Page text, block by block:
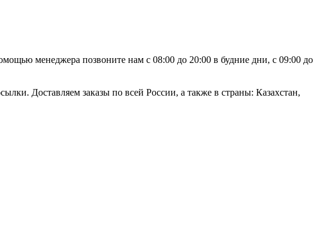
менеджера позвоните нам с 08:00 до 20:00 в будние дни, с 09:00 до
Доставляем заказы по всей России, а также в страны: Казахстан,